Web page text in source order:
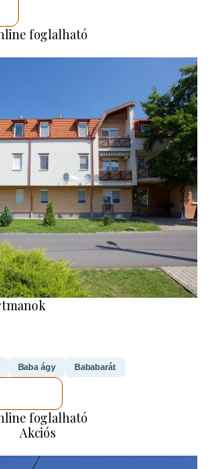
foglalható
Baba ágy Bababarát
foglalható
Akciós